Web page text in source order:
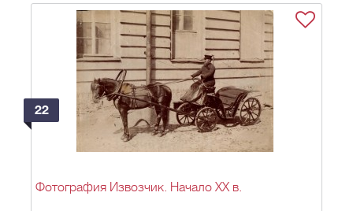
22
Фотография Извозчик. Начало ХХ в.